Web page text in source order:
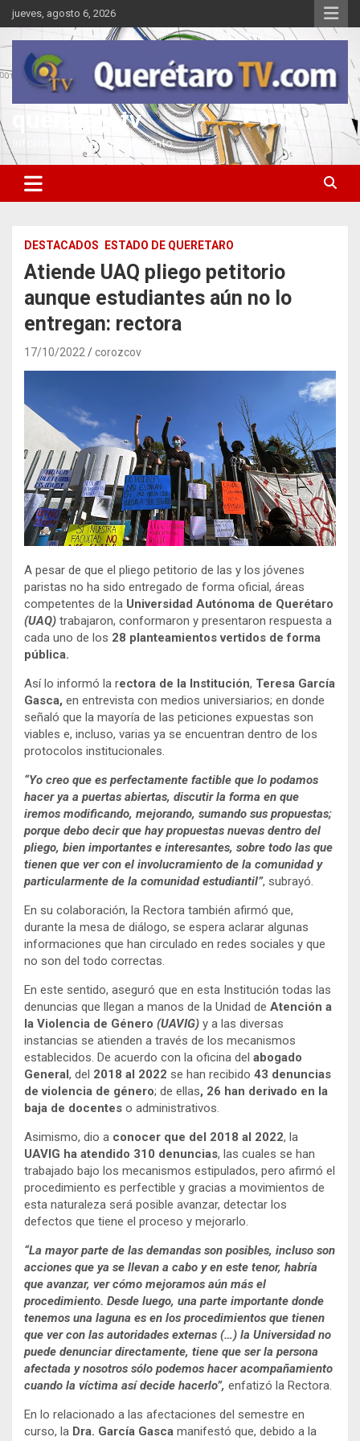
Saltar
al
contenido
jueves, agosto 6, 2026
queretarotv
Información y entretenimiento
DESTACADOS ESTADO DE QUERETARO
Atiende UAQ pliego petitorio
aunque estudiantes aún no lo
entregan: rectora
17/10/2022 corozcov
A pesar de que el pliego petitorio de las y los jóvenes
paristas no ha sido entregado de forma oficial, áreas
competentes de la Universidad Autónoma de Querétaro
(UAQ) trabajaron, conformaron y presentaron respuesta a
cada uno de los 28 planteamientos vertidos de forma
pública.
Así lo informó la rectora de la Institución, Teresa García
Gasca, en entrevista con medios universiarios; en donde
señaló que la mayoría de las peticiones expuestas son
viables e, incluso, varias ya se encuentran dentro de los
protocolos institucionales.
“Yo creo que es perfectamente factible que lo podamos
hacer ya a puertas abiertas, discutir la forma en que
iremos modificando, mejorando, sumando sus propuestas;
porque debo decir que hay propuestas nuevas dentro del
pliego, bien importantes e interesantes, sobre todo las que
tienen que ver con el involucramiento de la comunidad y
particularmente de la comunidad estudiantil”, subrayó.
En su colaboración, la Rectora también afirmó que,
durante la mesa de diálogo, se espera aclarar algunas
informaciones que han circulado en redes sociales y que
no son del todo correctas.
En este sentido, aseguró que en esta Institución todas las
denuncias que llegan a manos de la Unidad de Atención a
la Violencia de Género (UAVIG) y a las diversas
instancias se atienden a través de los mecanismos
establecidos. De acuerdo con la oficina del abogado
General, del 2018 al 2022 se han recibido 43 denuncias
de violencia de género; de ellas, 26 han derivado en la
baja de docentes o administrativos.
Asimismo, dio a conocer que del 2018 al 2022, la
UAVIG ha atendido 310 denuncias, las cuales se han
trabajado bajo los mecanismos estipulados, pero afirmó el
procedimiento es perfectible y gracias a movimientos de
esta naturaleza será posible avanzar, detectar los
defectos que tiene el proceso y mejorarlo.
“La mayor parte de las demandas son posibles, incluso son
acciones que ya se llevan a cabo y en este tenor, habría
que avanzar, ver cómo mejoramos aún más el
procedimiento. Desde luego, una parte importante donde
tenemos una laguna es en los procedimientos que tienen
que ver con las autoridades externas (…) la Universidad no
puede denunciar directamente, tiene que ser la persona
afectada y nosotros sólo podemos hacer acompañamiento
cuando la víctima así decide hacerlo”, enfatizó la Rectora.
En lo relacionado a las afectaciones del semestre en
curso, la Dra. García Gasca manifestó que, debido a la